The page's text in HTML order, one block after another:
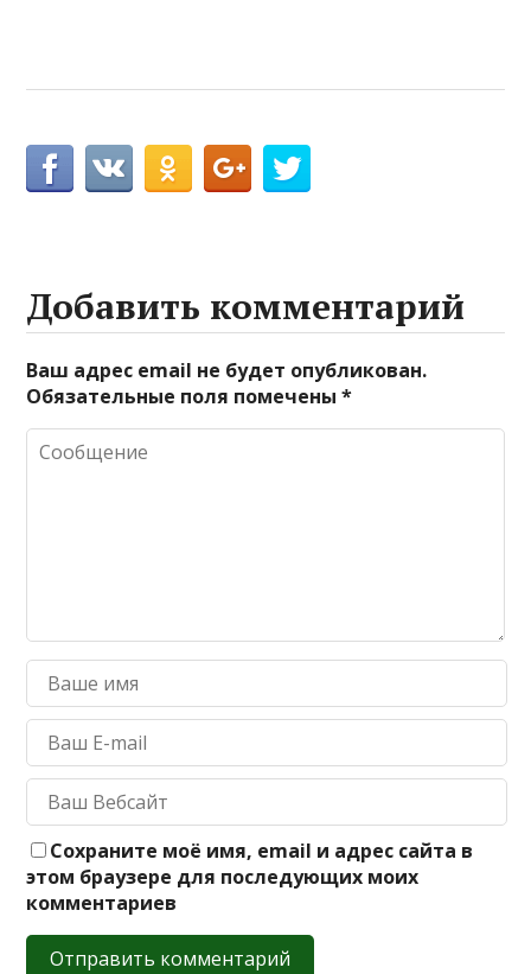
Добавить комментарий
Ваш адрес email не будет опубликован.
Обязательные поля помечены*
Сохраните моё имя, email и адрес сайта в
этом браузере для последующих моих
комментариев